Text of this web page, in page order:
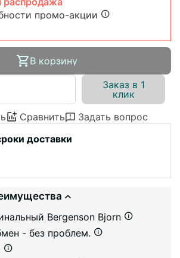
промо-акции
В корзину
Заказ в 1
клик
Сравнить
Задать вопрос
доставки
Bergenson Bjorn
- без проблем.